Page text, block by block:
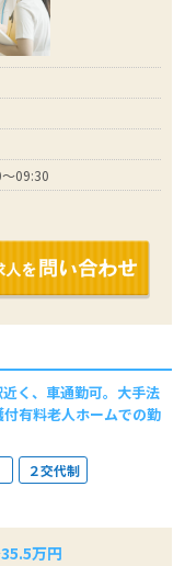
09:30
く、車通勤可。大手法
有料老人ホームでの勤
２交代制
万円